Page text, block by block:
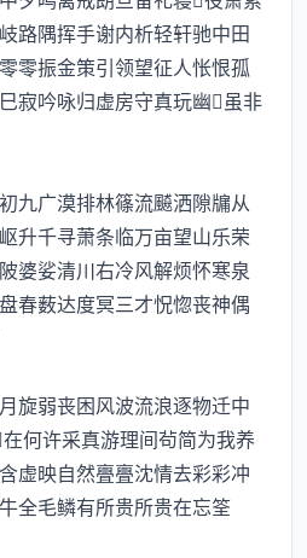
路隅挥手谢内析轻轩驰中田
零振金策引领望征人怅恨孤
寂吟咏归虚房守真玩幽虽非
广漠排林篠流飇洒隙牖从
升千寻萧条临万亩望山乐荣
婆娑清川右冷风解烦怀寒泉
春薮达度冥三才怳惚丧神偶
弱丧困风波流浪逐物迁中
何许采真游理间茍简为我养
虚映自然亹亹沈情去彩彩冲
全毛鳞有所贵所贵在忘筌